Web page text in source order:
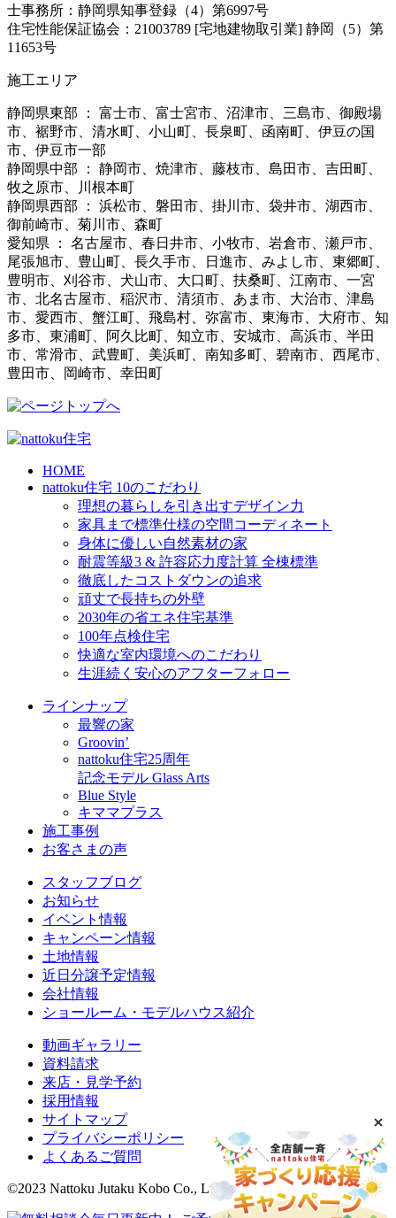
士事務所：静岡県知事登録（4）第6997号
住宅性能保証協会：21003789 [宅地建物取引業] 静岡（5）第
11653号
施工エリア
静岡県東部 ： 富士市、富士宮市、沼津市、三島市、御殿場
市、裾野市、清水町、小山町、長泉町、函南町、伊豆の国
市、伊豆市一部
静岡県中部 ： 静岡市、焼津市、藤枝市、島田市、吉田町、
牧之原市、川根本町
静岡県西部 ： 浜松市、磐田市、掛川市、袋井市、湖西市、
御前崎市、菊川市、森町
愛知県 ： 名古屋市、春日井市、小牧市、岩倉市、瀬戸市、
尾張旭市、豊山町、長久手市、日進市、みよし市、東郷町、
豊明市、刈谷市、犬山市、大口町、扶桑町、江南市、一宮
市、北名古屋市、稲沢市、清須市、あま市、大治市、津島
市、愛西市、蟹江町、飛島村、弥富市、東海市、大府市、知
多市、東浦町、阿久比町、知立市、安城市、高浜市、半田
市、常滑市、武豊町、美浜町、南知多町、碧南市、西尾市、
豊田市、岡崎市、幸田町
HOME
nattoku住宅 10のこだわり
理想の暮らしを引き出すデザイン力
家具まで標準仕様の空間コーディネート
身体に優しい自然素材の家
耐震等級3 & 許容応力度計算 全棟標準
徹底したコストダウンの追求
頑丈で長持ちの外壁
2030年の省エネ住宅基準
100年点検住宅
快適な室内環境へのこだわり
生涯続く安心のアフターフォロー
ラインナップ
最響の家
Groovin’
nattoku住宅25周年
記念モデル Glass Arts
Blue Style
キママプラス
施工事例
お客さまの声
スタッフブログ
お知らせ
イベント情報
キャンペーン情報
土地情報
近日分譲予定情報
会社情報
ショールーム・モデルハウス紹介
動画ギャラリー
資料請求
来店・見学予約
採用情報
サイトマップ
プライバシーポリシー
よくあるご質問
©2023 Nattoku Jutaku Kobo Co., Ltd.